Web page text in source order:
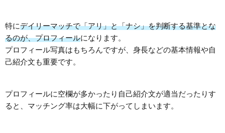
特にデイリーマッチで「アリ」と「ナシ」を判断する基準とな
るのが、プロフィールになります。
プロフィール写真はもちろんですが、身長などの基本情報や自
己紹介文も重要です。
プロフィールに空欄が多かったり自己紹介文が適当だったりす
ると、マッチング率は大幅に下がってしまいます。